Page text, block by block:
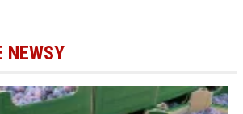
NEWSY